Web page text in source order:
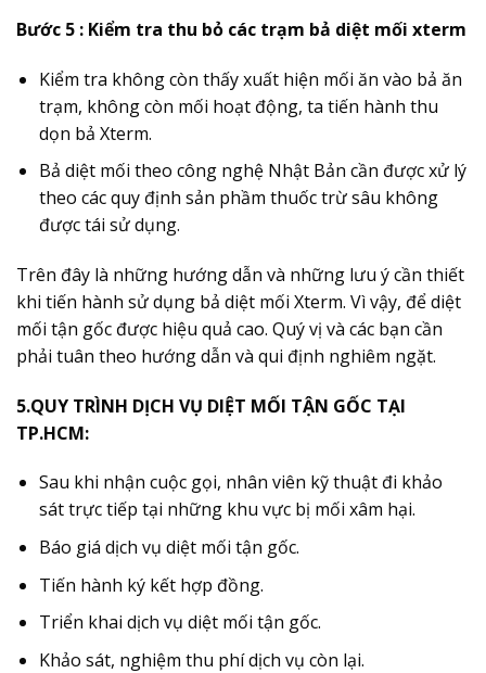
Bước 5 : Kiểm tra thu bỏ các trạm bả diệt mối xterm
Kiểm tra không còn thấy xuất hiện mối ăn vào bả ăn
trạm, không còn mối hoạt động, ta tiến hành thu
dọn bả Xterm.
Bả diệt mối theo công nghệ Nhật Bản cần được xử lý
theo các quy định sản phầm thuốc trừ sâu không
được tái sử dụng.
Trên đây là những hướng dẫn và những lưu ý cần thiết
khi tiến hành sử dụng bả diệt mối Xterm. Vì vậy, để diệt
mối tận gốc được hiệu quả cao. Quý vị và các bạn cần
phải tuân theo hướng dẫn và qui định nghiêm ngặt.
5.QUY TRÌNH DỊCH VỤ DIỆT MỐI TẬN GỐC TẠI
TP.HCM:
Sau khi nhận cuộc gọi, nhân viên kỹ thuật đi khảo
sát trực tiếp tại những khu vực bị mối xâm hại.
Báo giá dịch vụ diệt mối tận gốc.
Tiến hành ký kết hợp đồng.
Triển khai dịch vụ diệt mối tận gốc.
Khảo sát, nghiệm thu phí dịch vụ còn lại.